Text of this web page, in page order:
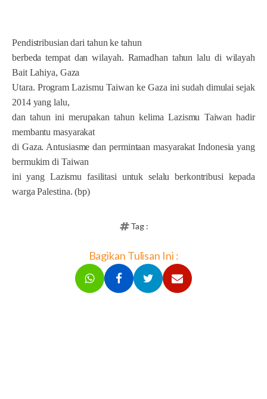
Pendistribusian dari tahun ke tahun
berbeda tempat dan wilayah. Ramadhan tahun lalu di wilayah
Bait Lahiya, Gaza
Utara. Program Lazismu Taiwan ke Gaza ini sudah dimulai sejak
2014 yang lalu,
dan tahun ini merupakan tahun kelima Lazismu Taiwan hadir
membantu masyarakat
di Gaza. Antusiasme dan permintaan masyarakat Indonesia yang
bermukim di Taiwan
ini yang Lazismu fasilitasi untuk selalu berkontribusi kepada
warga Palestina. (bp)
Tag :
Bagikan Tulisan Ini :